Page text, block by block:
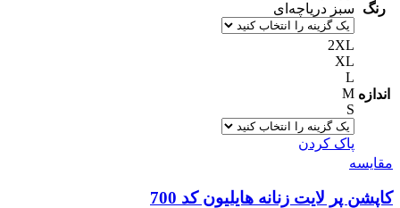
رنگ
سبز دریاچه‌ای
اندازه
2XL
XL
L
M
S
پاک کردن
مقایسه
کاپشن پر لایت زنانه هایلیون کد 700